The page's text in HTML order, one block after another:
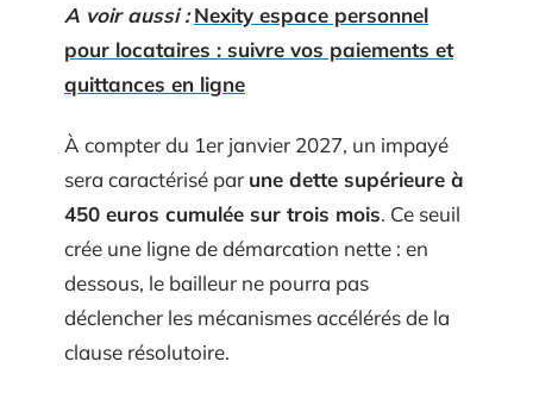
A voir aussi : Nexity espace personnel
pour locataires : suivre vos paiements et
quittances en ligne
À compter du 1er janvier 2027, un impayé
sera caractérisé par une dette supérieure à
450 euros cumulée sur trois mois. Ce seuil
crée une ligne de démarcation nette : en
dessous, le bailleur ne pourra pas
déclencher les mécanismes accélérés de la
clause résolutoire.